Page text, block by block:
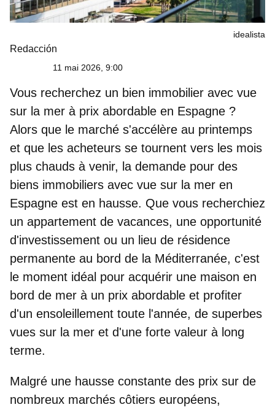
idealista
Redacción
11 mai 2026, 9:00
Vous recherchez un bien immobilier avec vue
sur la mer à prix abordable en Espagne ?
Alors que le marché s'accélère au printemps
et que les acheteurs se tournent vers les mois
plus chauds à venir, la demande pour des
biens immobiliers avec vue sur la mer en
Espagne est en hausse. Que vous recherchiez
un appartement de vacances, une opportunité
d'investissement ou un lieu de résidence
permanente au bord de la Méditerranée, c'est
le moment idéal pour acquérir une maison en
bord de mer à un prix abordable et profiter
d'un ensoleillement toute l'année, de superbes
vues sur la mer et d'une forte valeur à long
terme.
Malgré une hausse constante des prix sur de
nombreux marchés côtiers européens,